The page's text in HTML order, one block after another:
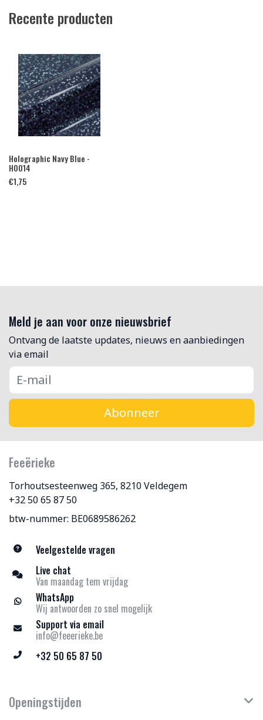
Recente producten
Holographic Navy Blue -
H0014
€1,75
Meld je aan voor onze nieuwsbrief
Ontvang de laatste updates, nieuws en aanbiedingen
via email
Abonneer
Feeërieke
Torhoutsesteenweg 365, 8210 Veldegem
+32 50 65 87 50
btw-nummer: BE0689586262
Veelgestelde vragen
Live chat
Van maandag tem vrijdag
WhatsApp
Wij antwoorden zo snel mogelijk
Support via email
info@feeerieke.be
+32 50 65 87 50
Openingstijden